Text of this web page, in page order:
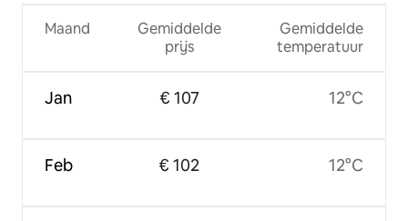
Maand
Jan
Feb
Gemiddelde
prijs
€ 107
€ 102
Gemiddelde
temperatuur
12°C
12°C